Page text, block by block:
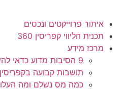
איתור פרוייקטים ונכסים
תכנית הליווי קפריסין 360
מרכז מידע
9 הסיבות מדוע כדאי להשקיע בקפריסין
תושבות קבועה
כמה מס נשלם ומה